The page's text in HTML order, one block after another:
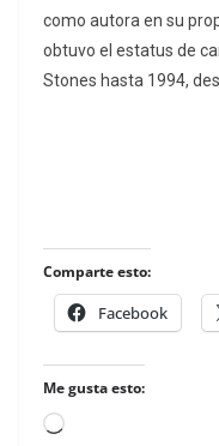
como autora en su
obtuvo el estatus de
Stones hasta 1994,
Comparte esto:
Facebook
Me gusta esto:
Loading…